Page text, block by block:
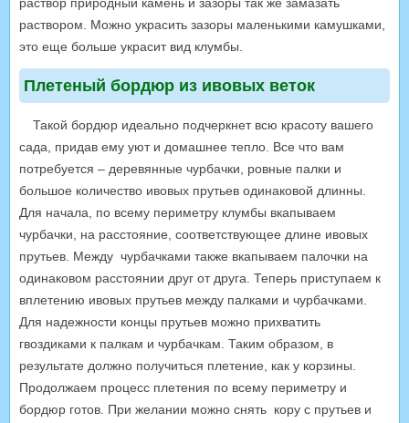
раствором. Можно украсить зазоры маленькими камушками,
это еще больше украсит вид клумбы.
Плетеный бордюр из ивовых веток
Такой бордюр идеально подчеркнет всю красоту вашего
сада, придав ему уют и домашнее тепло. Все что вам
потребуется – деревянные чурбачки, ровные палки и
большое количество ивовых прутьев одинаковой длинны.
Для начала, по всему периметру клумбы вкапываем
чурбачки, на расстояние, соответствующее длине ивовых
прутьев. Между чурбачками также вкапываем палочки на
одинаковом расстоянии друг от друга. Теперь приступаем к
вплетению ивовых прутьев между палками и чурбачками.
Для надежности концы прутьев можно прихватить
гвоздиками к палкам и чурбачкам. Таким образом, в
результате должно получиться плетение, как у корзины.
Продолжаем процесс плетения по всему периметру и
бордюр готов. При желании можно снять кору с прутьев и